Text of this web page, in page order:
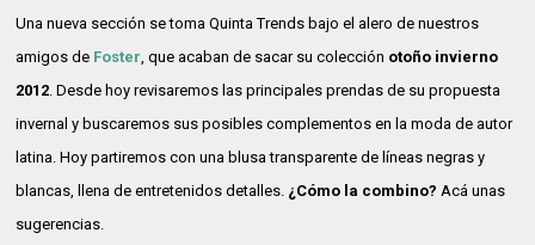
Una nueva sección se toma Quinta Trends bajo el alero de nuestros
amigos de Foster, que acaban de sacar su colección otoño invierno
2012. Desde hoy revisaremos las principales prendas de su propuesta
invernal y buscaremos sus posibles complementos en la moda de autor
latina. Hoy partiremos con una blusa transparente de líneas negras y
blancas, llena de entretenidos detalles. ¿Cómo la combino? Acá unas
sugerencias.